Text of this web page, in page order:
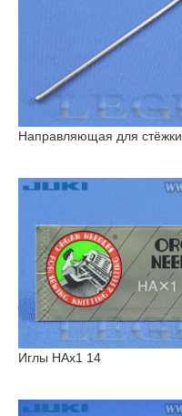
Направляющая для стёжки
Иглы HAx1 14